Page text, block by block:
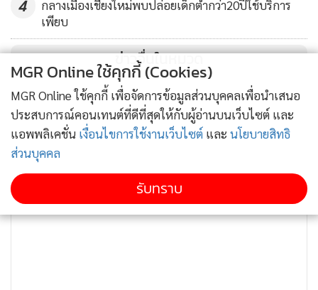
4
กลางเมืองเชียงใหม่พบปล่อยเด็กต่ำกว่า20ปีใช้บริการ
เพียบ
ข่าวอื่นในหมวด
MGR Online ใช้คุกกี้ (Cookies)
MGR Online ใช้คุกกี้ เพื่อจัดการข้อมูลส่วนบุคคลเพื่อนำเสนอ
ประสบการณ์คอนเทนต์ที่ดีที่สุดให้กับผู้อ่านบนเว็บไซต์ และ
แอพพลิเคชั่น เงื่อนไขการใช้งานเว็บไซต์ และ นโยบายสิทธิ
ส่วนบุคคล
รับทราบ